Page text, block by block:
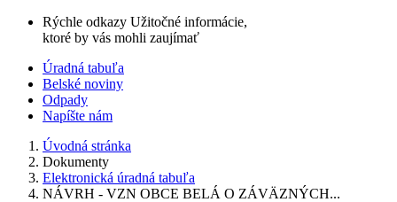
Rýchle odkazy Užitočné informácie,
ktoré by vás mohli zaujímať
Úradná tabuľa
Belské noviny
Odpady
Napíšte nám
Úvodná stránka
Dokumenty
Elektronická úradná tabuľa
NÁVRH - VZN OBCE BELÁ O ZÁVÄZNÝCH...